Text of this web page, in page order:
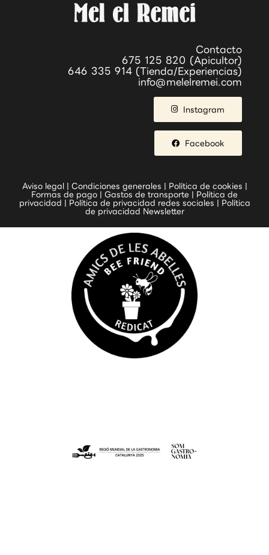
Contacto
675 125 820 (Apicultor)
646 335 914 (Tienda/Experiencias)
info@melelremei.com
Instagram
Facebook
Aviso legal| Condiciones generales | Política de cookies |
Formas de pago | Gastos de transporte | Política de
privacidad | Política de privacidad redes sociales | Política
de privacidad Newsletter